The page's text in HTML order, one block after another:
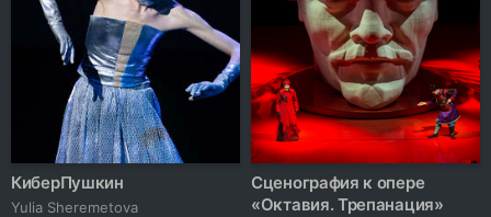
КиберПушкин
Yulia Sheremetova
Сценография к опере
«Октавия. Трепанация»